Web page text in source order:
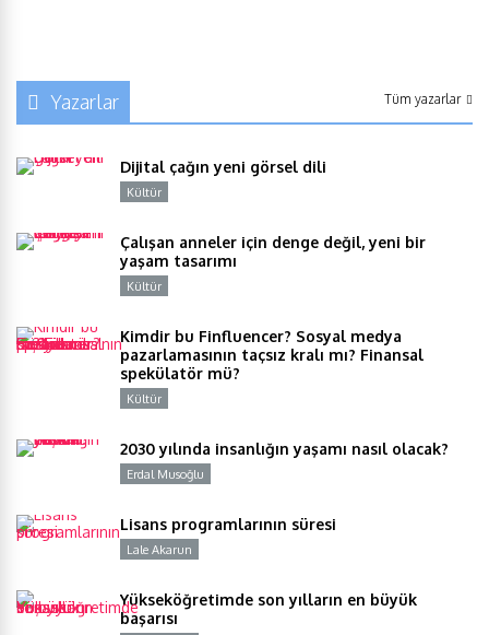
Yazarlar Tüm yazarlar
Dijital çağın yeni görsel dili
Kültür
Çalışan anneler için denge değil, yeni bir
yaşam tasarımı
Kültür
Kimdir bu Finfluencer? Sosyal medya
pazarlamasının taçsız kralı mı? Finansal
spekülatör mü?
Kültür
2030 yılında insanlığın yaşamı nasıl olacak?
Erdal Musoğlu
Lisans programlarının süresi
Lale Akarun
Yükseköğretimde son yılların en büyük
başarısı